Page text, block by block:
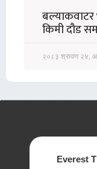
बल्याकवाटर
किमी दौड
२०८३ श्रावण २४,
Everest